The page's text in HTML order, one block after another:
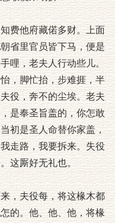
费他府藏偌多财。上面
省里官员皆下马，便是
哩，老夫人行动些儿。
，脚忙抬，步难捱，半
役，奔不的尘埃。老夫
是奉圣旨盖的，你怎敢
初是圣人命替你家盖，
走路，我要拆来。失役
这厮好无礼也。
，夫役每，将这椽木都
的。他、他、他，将椽